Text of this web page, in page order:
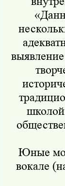
Юные
вокале